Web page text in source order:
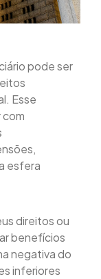
pode ser
Esse
com
esfera
direitos ou
benefícios
negativa do
inferiores